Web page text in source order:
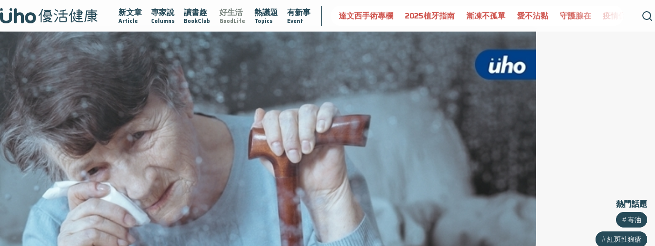
新文章
Article
專家說
Columns
讀書趣
BookClub
好生活
GoodLife
熱議題
Topics
有新事
Event
在 疫情保衛戰 再生醫學 愛的未來視 認識攝護腺肥大 守護骨骼健康 達文西手術專欄 2025植牙指南 漸凍不孤單 愛不沾黏 守護腺在 疫情保衛戰 再生醫學
熱門話題
毒油
紅斑性狼瘡
熱門話題
毒油
紅斑性狼瘡